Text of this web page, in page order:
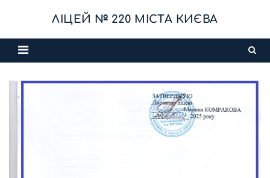
content
ЛІЦЕЙ № 220 МІСТА КИЄВА